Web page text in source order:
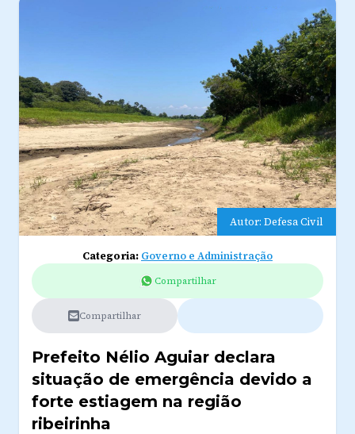
Autor: Defesa Civil
Categoria: Governo e Administração
Compartilhar
Compartilhar
Prefeito Nélio Aguiar declara
situação de emergência devido a
forte estiagem na região
ribeirinha